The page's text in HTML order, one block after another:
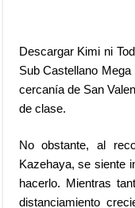
Descargar Kimi ni
Sub Castellano
cercanía de San
de clase.
No obstante, al
Kazehaya, se siente
hacerlo. Mientras
distanciamiento